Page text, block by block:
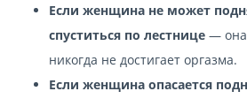
Если женщина не может
спуститься по лестнице — она
никогда не достигает оргазма.
Если женщина опасается